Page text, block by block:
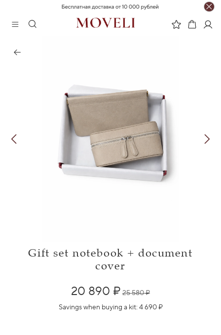
-18%
Gift set notebook + document
cover
20 890 ₽ 25 580 ₽
Savings when buying a kit: 4 690 ₽